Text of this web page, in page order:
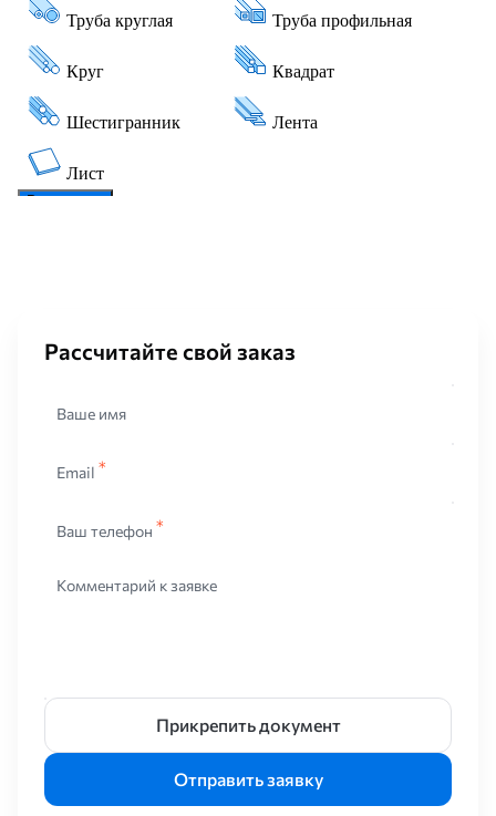
Рассчитайте свой заказ
Ваше имя
Email
Ваш телефон
Комментарий к заявке
Прикрепить документ
Отправить заявку